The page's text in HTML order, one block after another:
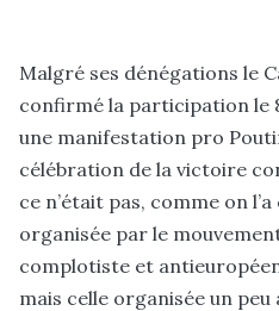
Malgré ses dénégations le
confirmé la participation le
une manifestation pro
célébration de la victoire
ce n’était pas, comme on
organisée par le
complotiste et
mais celle organisée un